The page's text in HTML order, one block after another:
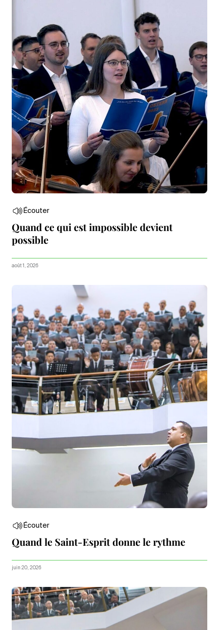
Écouter
Quand ce qui est impossible devient
possible
août 1, 2026
Écouter
Quand le Saint-Esprit donne le rythme
juin 20, 2026